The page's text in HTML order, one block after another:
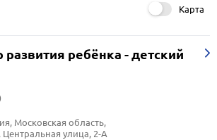
Карта
развития ребёнка - детский
Московская область,
улица, 2-А